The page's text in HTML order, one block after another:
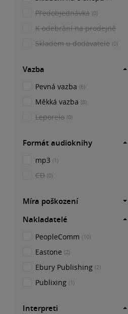
Předobjednávka (0)
K odebrání na prodejně
Skladem u dodavatele (0)
Vazba
Pevná vazba (6)
Měkká vazba (8)
Leporelo (0)
Formát audioknihy
mp3 (1)
CD (0)
Míra poškození
Nakladatelé
PeopleComm (10)
Eastone (2)
Ebury Publishing (2)
Publixing (1)
Interpreti